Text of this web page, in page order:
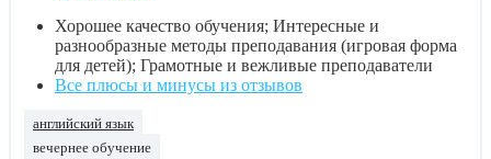
Хорошее качество обучения; Интересные и
разнообразные методы преподавания (игровая форма
для детей); Грамотные и вежливые преподаватели
Все плюсы и минусы из отзывов
английский язык
вечернее обучение